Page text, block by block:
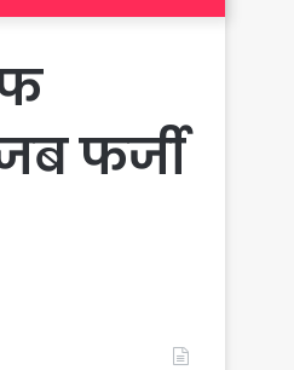
फर्जी